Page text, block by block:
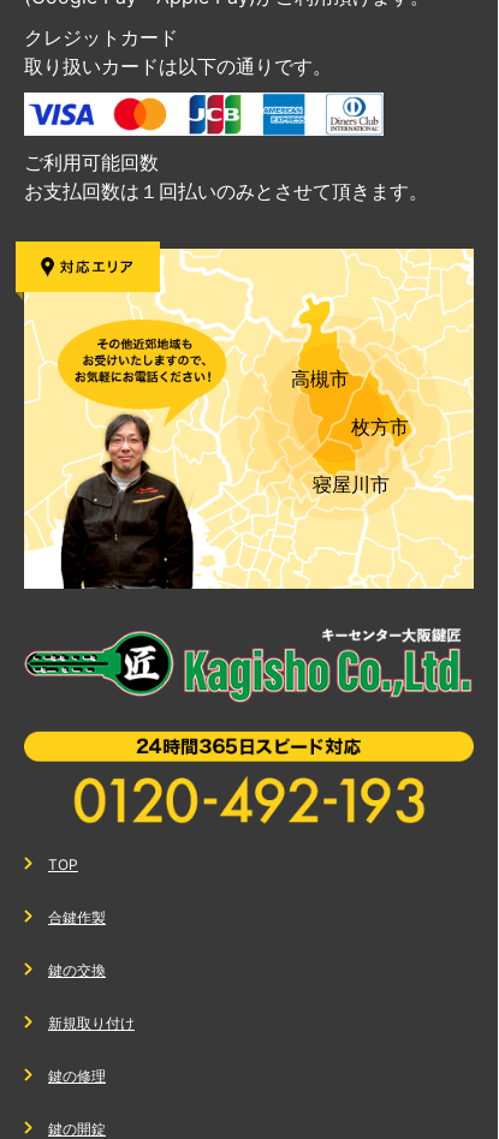
クレジットカード
取り扱いカードは以下の通りです。
ご利用可能回数
お支払回数は１回払いのみとさせて頂きます。
高槻市
枚方市
寝屋川市
TOP
合鍵作製
鍵の交換
新規取り付け
鍵の修理
鍵の開錠